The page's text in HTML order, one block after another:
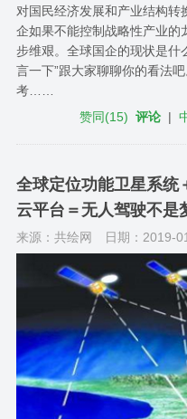
对国民经济发展和产业结构转
企如果不能控制战略性产业的
步维艰。全球​国企的现状是什
言一下”跟大家聊聊你的看法
考……
赞同(15) 评论 |
全球定位功能​卫星系统
云平台＝无人驾驶不是
来源：共绘网 日期：2019-